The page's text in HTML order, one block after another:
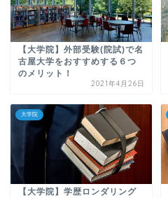
【大学院】外部受験(院試)で名
古屋大学をおすすめする６つ
のメリット！
2021年4月26日
大学院
【大学院】学歴ロンダリング